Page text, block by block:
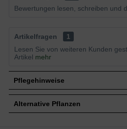
Bewertungen lesen, schreiben und
Artikelfragen
1
Lesen Sie von weiteren Kunden
Artikel mehr
Pflegehinweise
Pflanz- und Pflegetipps Ilex
Alternative Pflanzen